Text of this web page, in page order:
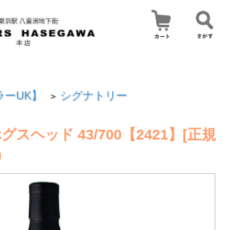
UK】 > シグナトリー
グスヘッド 43/700【2421】[正規